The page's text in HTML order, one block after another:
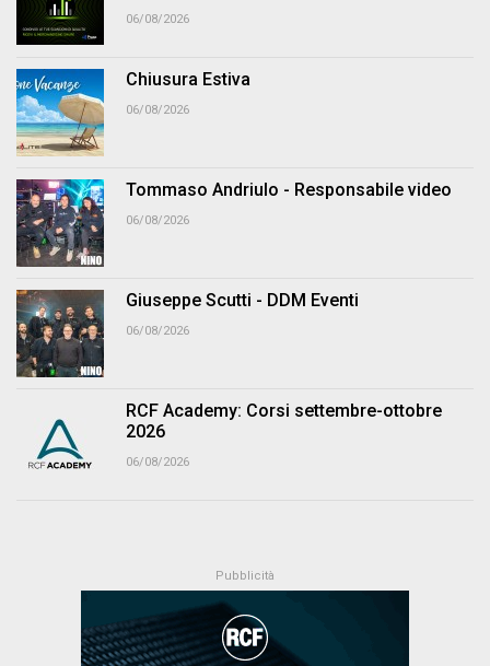
06/08/2026
Chiusura Estiva
06/08/2026
Tommaso Andriulo - Responsabile video
06/08/2026
Giuseppe Scutti - DDM Eventi
06/08/2026
RCF Academy: Corsi settembre-ottobre
2026
06/08/2026